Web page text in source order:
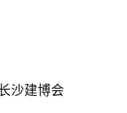
沙建博会